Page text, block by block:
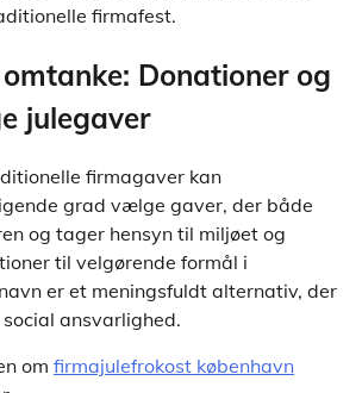
firmafest.
Donationer og
julegaver
firmagaver kan
grad vælge gaver, der både
og tager hensyn til miljøet og
til velgørende formål i
er et meningsfuldt alternativ, der
ansvarlighed.
om firmajulefrokost københavn